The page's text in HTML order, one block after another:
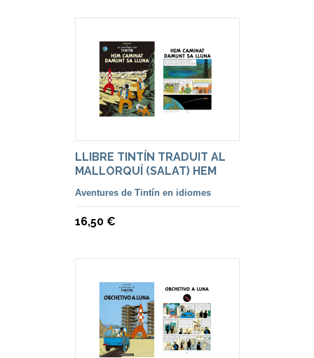
LLIBRE TINTÍN TRADUIT AL
MALLORQUÍ (SALAT) HEM
Aventures de Tintín en idiomes
16,50 €